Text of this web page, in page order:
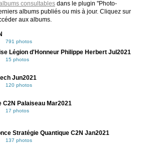
consultablesdans le plugin "Photo-
albums publiés ou mis à jour. Cliquez sur
aux albums.
791 photos
Légion d'Honneur Philippe Herbert Jul2021
15 photos
Jun2021
120 photos
C2N Palaiseau Mar2021
17 photos
Stratégie Quantique C2N Jan2021
137 photos